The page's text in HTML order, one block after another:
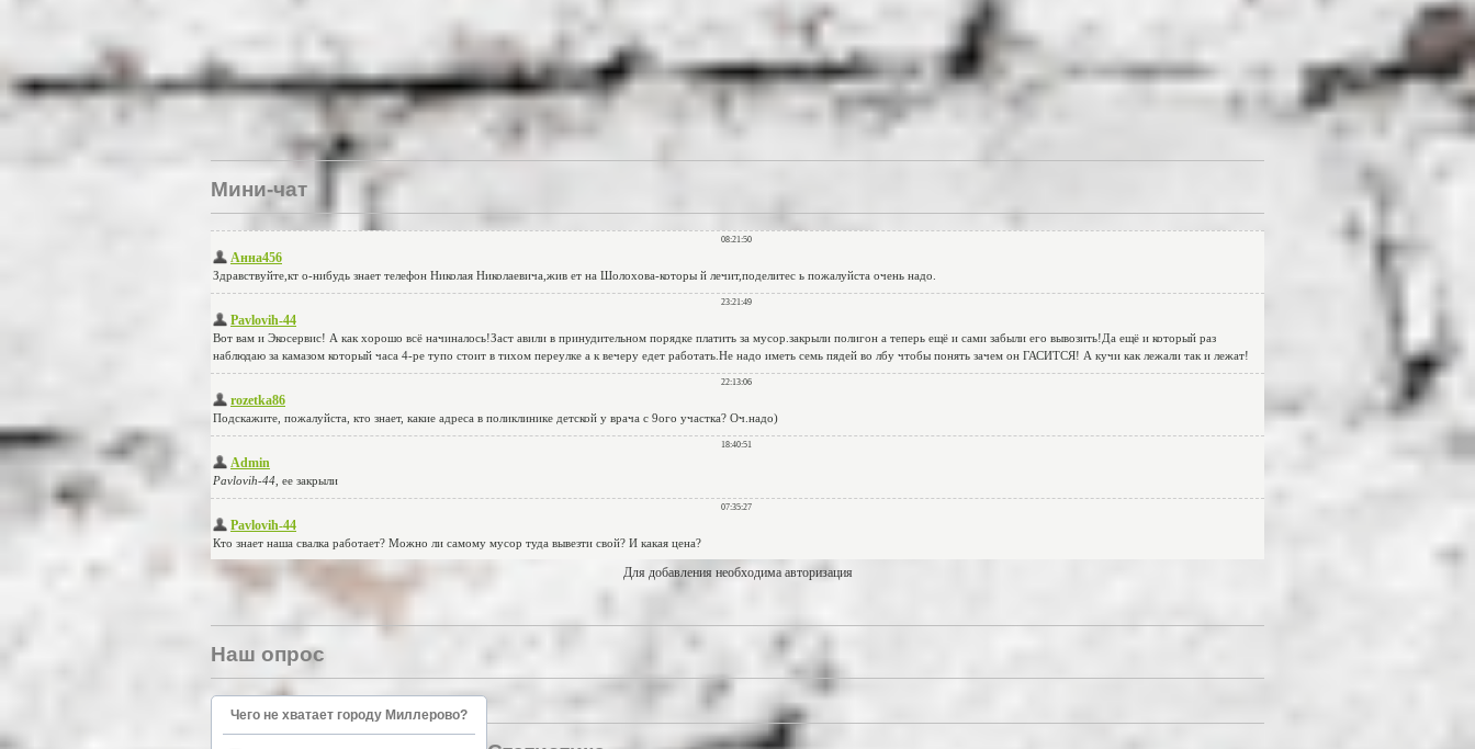
Мини-чат
Для добавления необходима авторизация
Наш опрос
Чего не хватает городу Миллерово?